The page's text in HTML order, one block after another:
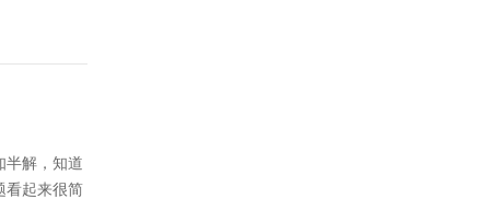
半解，知道
看起来很简